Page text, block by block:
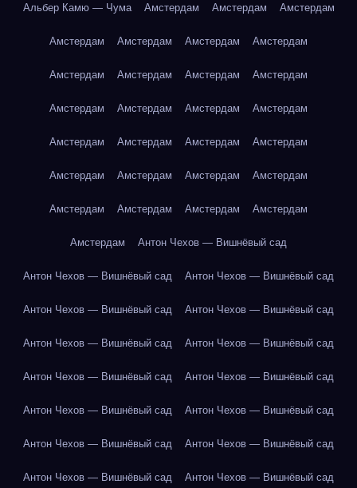
Альбер Камю — Чума Амстердам Амстердам Амстердам
Амстердам Амстердам Амстердам Амстердам
Амстердам Амстердам Амстердам Амстердам
Амстердам Амстердам Амстердам Амстердам
Амстердам Амстердам Амстердам Амстердам
Амстердам Амстердам Амстердам Амстердам
Амстердам Амстердам Амстердам Амстердам
Амстердам Антон Чехов — Вишнёвый сад
Антон Чехов — Вишнёвый сад Антон Чехов — Вишнёвый сад
Антон Чехов — Вишнёвый сад Антон Чехов — Вишнёвый сад
Антон Чехов — Вишнёвый сад Антон Чехов — Вишнёвый сад
Антон Чехов — Вишнёвый сад Антон Чехов — Вишнёвый сад
Антон Чехов — Вишнёвый сад Антон Чехов — Вишнёвый сад
Антон Чехов — Вишнёвый сад Антон Чехов — Вишнёвый сад
Антон Чехов — Вишнёвый сад Антон Чехов — Вишнёвый сад